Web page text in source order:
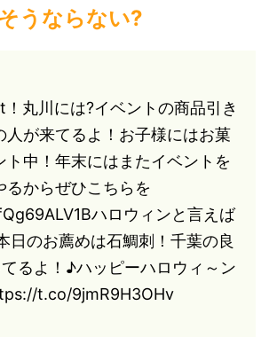
うならない?
丸川には?イベントの商品引き
人が来てるよ！お子様にはお菓
ト中！年末にはまたイベントを
るからぜひこちらを
ハロウィンと言えば
日のお薦めは石鯛刺！千葉の良
るよ！♪ハッピーハロウィ～ン
t.co/9jmR9H3OHv